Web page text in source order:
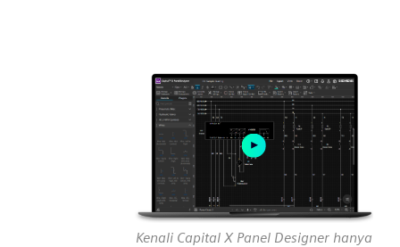
Kenali Capital X Panel Designer hanya